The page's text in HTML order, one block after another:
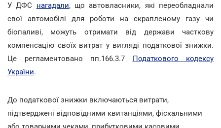
У ДФС нагадали, що автовласники, які переобладнали
свої автомобілі для роботи на скрапленому газу чи
біопаливі, можуть отримати від держави часткову
компенсацію своїх витрат у вигляді податкової знижки.
Це регламентовано пп.166.3.7 Податкового кодексу
України.
До податкової знижки включаються витрати,
підтверджені відповідними квитанціями, фіскальними